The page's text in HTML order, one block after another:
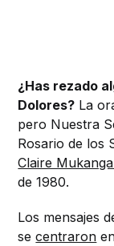
¿Has rezado
Dolores? La
pero Nuestra
Rosario de los
Claire
de 1980.
Los mensajes
secentraron